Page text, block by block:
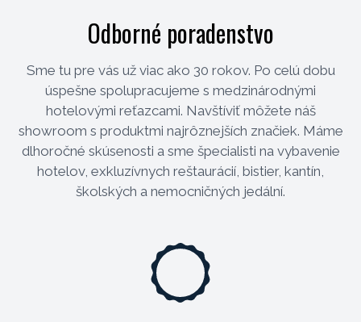
Odborné poradenstvo
Sme tu pre vás už viac ako 30 rokov. Po celú dobu
úspešne spolupracujeme s medzinárodnými
hotelovými reťazcami. Navštíviť môžete náš
showroom s produktmi najrôznejších značiek. Máme
dlhoročné skúsenosti a sme špecialisti na vybavenie
hotelov, exkluzívnych reštaurácií, bistier, kantín,
školských a nemocničných jedální.